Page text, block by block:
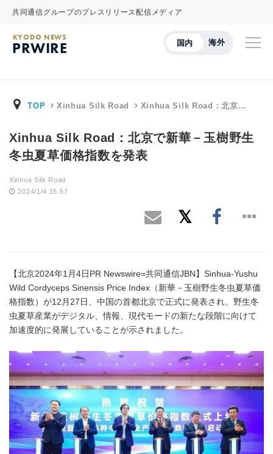
共同通信グループのプレスリリース配信メディア
国内 海外
KYODO NEWS
PRWIRE
TOP Xinhua Silk Road Xinhua Silk Road：北京…
Xinhua Silk Road：北京で新華－玉樹野生
冬虫夏草価格指数を発表
Xinhua Silk Road
2024/1/4 15:57
【北京2024年1月4日PR Newswire=共同通信JBN】Sinhua-Yushu
Wild Cordyceps Sinensis Price Index（新華－玉樹野生冬虫夏草価
格指数）が12月27日、中国の首都北京で正式に発表され、野生冬
虫夏草産業がデジタル、情報、現代モードの新たな段階に向けて
加速度的に発展していることが示されました。